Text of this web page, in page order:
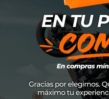
Thermo Liner Extreme